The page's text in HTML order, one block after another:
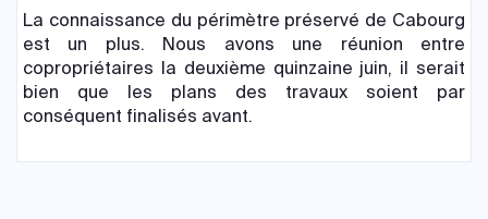
La connaissance du périmètre préservé de Cabourg
est un plus. Nous avons une réunion entre
copropriétaires la deuxième quinzaine juin, il serait
bien que les plans des travaux soient par
conséquent finalisés avant.